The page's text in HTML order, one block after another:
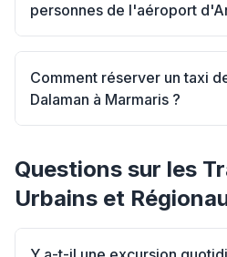
personnes de l'aéroport
Comment réserver un taxi
Dalaman à Marmaris ?
Questions sur les
Urbains et